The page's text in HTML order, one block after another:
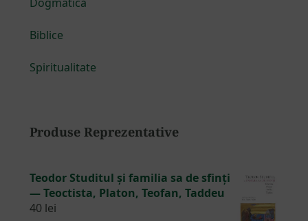
Biblice
Spiritualitate
Produse Reprezentative
Teodor Studitul și familia sa de sfinți
— Teoctista, Platon, Teofan, Taddeu
40 lei